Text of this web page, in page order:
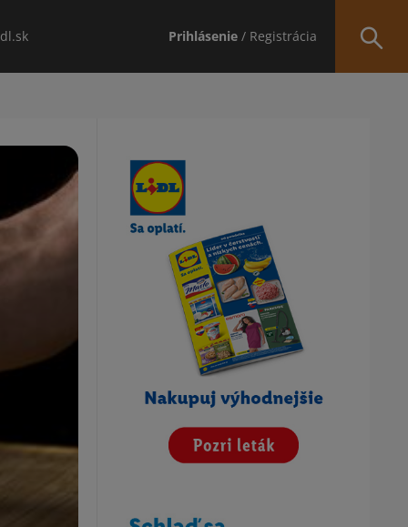
Prihlásenie / Registrácia
Obsah bočného panela